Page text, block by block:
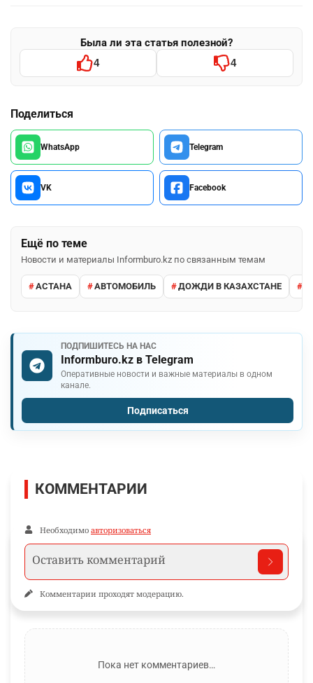
Была ли эта статья полезной?
4 4
Поделиться
WhatsApp Telegram
VK Facebook
Ещё по теме
Новости и материалы Informburo.kz по связанным темам
АСТАНА АВТОМОБИЛЬ ДОЖДИ В КАЗАХСТАНЕ
ПОДПИШИТЕСЬ НА НАС
Informburo.kz в Telegram
Оперативные новости и важные материалы в одном
канале.
Подписаться
КОММЕНТАРИИ
Необходимо авторизоваться
Комментарии проходят модерацию.
Пока нет комментариев…